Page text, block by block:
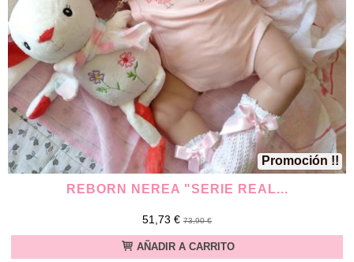
Promoción !!
REBORN NEREA "SERIE REAL...
51,73 € 73,90 €
AÑADIR A CARRITO